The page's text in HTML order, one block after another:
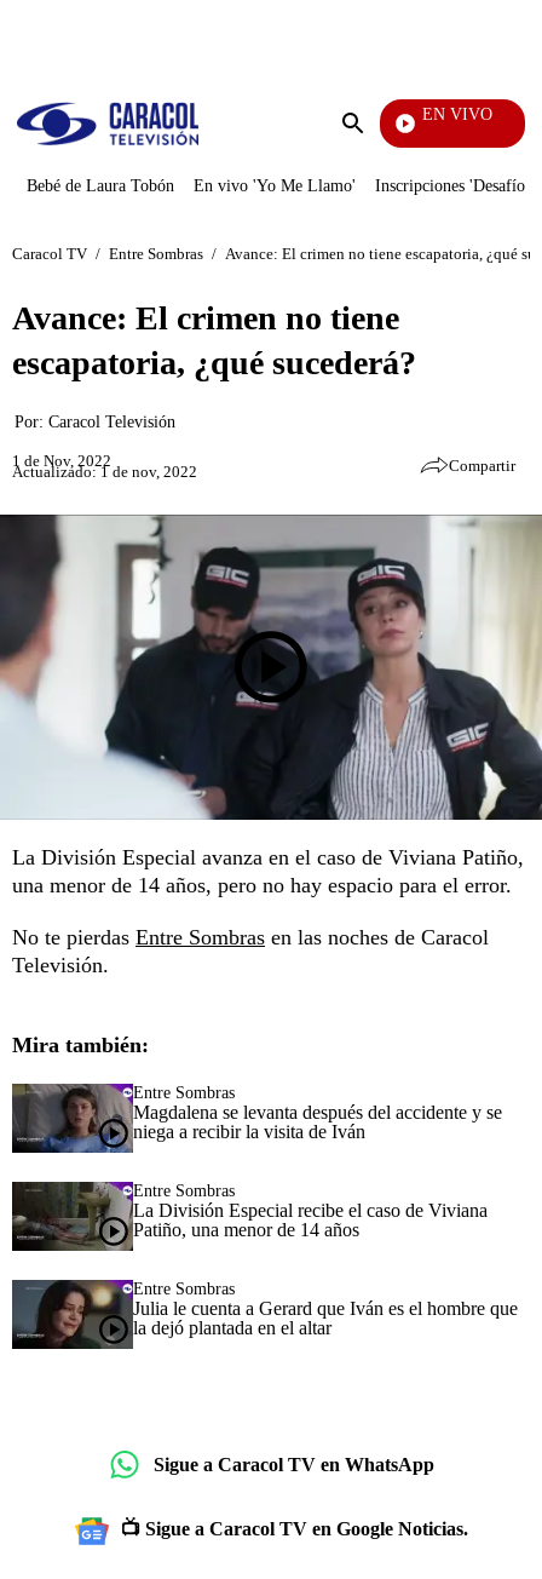
Enviar
EN VIVO
Bebé de Laura Tobón En vivo 'Yo Me Llamo' Inscripciones 'Desafío'
Caracol TV / Entre Sombras / Avance: El crimen no tiene escapatoria, ¿qué
Avance: El crimen no tiene
escapatoria, ¿qué sucederá?
Por: Caracol Televisión
1 de Nov, 2022
Actualizado: 1 de nov, 2022 Compartir
La División Especial avanza en el caso de Viviana Patiño,
una menor de 14 años, pero no hay espacio para el error.
No te pierdas Entre Sombras en las noches de Caracol
Televisión.
Mira también:
Entre Sombras
Magdalena se levanta después del accidente y se
niega a recibir la visita de Iván
Entre Sombras
La División Especial recibe el caso de Viviana
Patiño, una menor de 14 años
Entre Sombras
Julia le cuenta a Gerard que Iván es el hombre que
la dejó plantada en el altar
Sigue a Caracol TV en WhatsApp
📺 Sigue a Caracol TV en Google Noticias.